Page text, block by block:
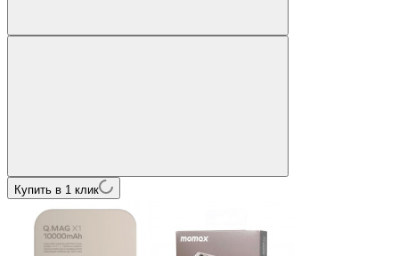
Купить в 1 клик